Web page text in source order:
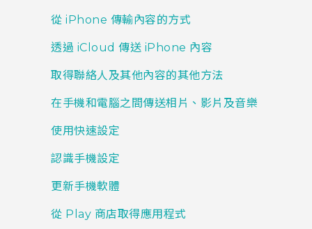
從 iPhone 傳輸內容的方式
透過 iCloud 傳送 iPhone 內容
取得聯絡人及其他內容的其他方法
在手機和電腦之間傳送相片、影片及音樂
使用快速設定
認識手機設定
更新手機軟體
從 Play 商店取得應用程式